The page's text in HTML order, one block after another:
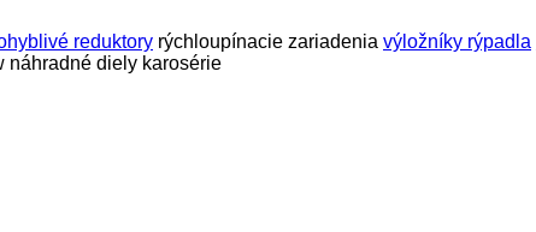
reduktory rýchloupínacie zariadenia výložníky rýpadla
náhradné diely karosérie